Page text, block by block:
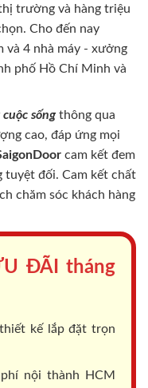
trường và hàng triệu
Cho đến nay
và 4 nhà máy - xưởng
phố Hồ Chí Minh và
sốngthông qua
cao, đáp ứng mọi
cam kết đem
tuyệt đối. Cam kết chất
chăm sóc khách hàng
ĐÃI tháng
kế lắp đặt trọn
nội thành HCM